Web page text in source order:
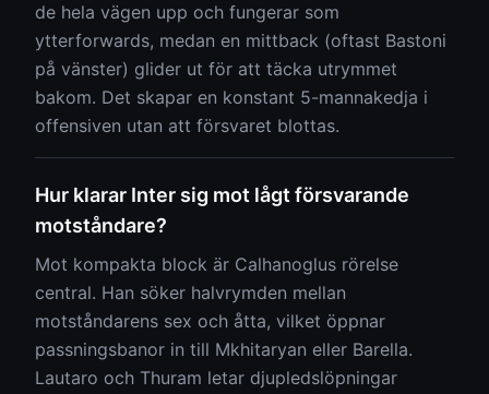
de hela vägen upp och fungerar som
ytterforwards, medan en mittback (oftast Bastoni
på vänster) glider ut för att täcka utrymmet
bakom. Det skapar en konstant 5-mannakedja i
offensiven utan att försvaret blottas.
Hur klarar Inter sig mot lågt försvarande
motståndare?
Mot kompakta block är Calhanoglus rörelse
central. Han söker halvrymden mellan
motståndarens sex och åtta, vilket öppnar
passningsbanor in till Mkhitaryan eller Barella.
Lautaro och Thuram letar djupledslöpningar